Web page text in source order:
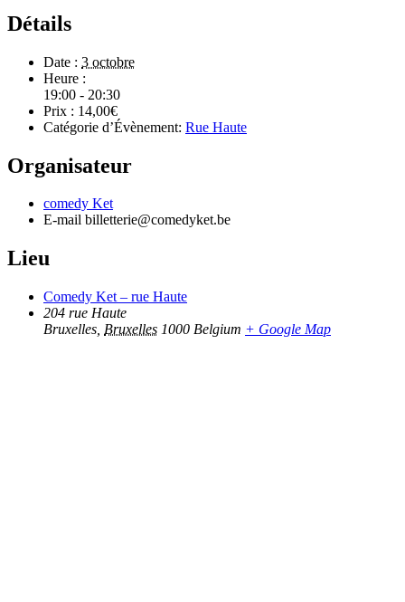
Détails
Date : 3 octobre
Heure :
19:00 - 20:30
Prix : 14,00€
Catégorie d’Évènement: Rue Haute
Organisateur
comedy Ket
E-mail billetterie@comedyket.be
Lieu
Comedy Ket – rue Haute
204 rue Haute
Bruxelles Bruxelles 1000 Belgium + Google Map